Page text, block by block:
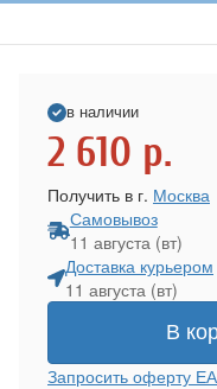
в наличии
2 610 р.
Получить в г. Москва
Самовывоз
11 августа (вт)
Доставка курьером
11 августа (вт)
В
Запросить оферту